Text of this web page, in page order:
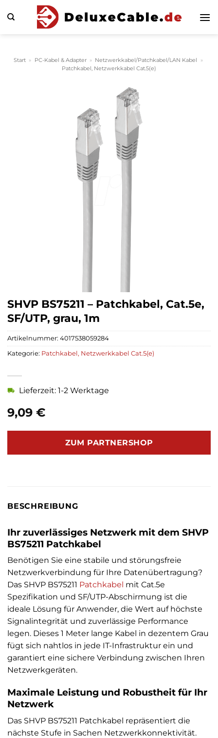
Inhalt
Start » PC-Kabel & Adapter » Netzwerkkabel/Patchkabel/LAN Kabel
»
Patchkabel, Netzwerkkabel Cat.5(e)
SHVP BS75211 – Patchkabel, Cat.5e,
SF/UTP, grau, 1m
9,09 €
Lieferzeit: 1-2 Werktage
ZUM PARTNERSHOP
Artikelnummer: 4017538059284
Kategorie: Patchkabel, Netzwerkkabel Cat.5(e)
BESCHREIBUNG
Ihr zuverlässiges Netzwerk mit dem SHVP
BS75211 Patchkabel
Benötigen Sie eine stabile und störungsfreie
Netzwerkverbindung für Ihre Datenübertragung?
Das SHVP BS75211 Patchkabel mit Cat.5e
Spezifikation und SF/UTP-Abschirmung ist die
ideale Lösung für Anwender, die Wert auf höchste
Signalintegrität und zuverlässige Performance
legen. Dieses 1 Meter lange Kabel in dezentem Grau
fügt sich nahtlos in jede IT-Infrastruktur ein und
garantiert eine sichere Verbindung zwischen Ihren
Netzwerkgeräten.
Maximale Leistung und Robustheit für Ihr
Netzwerk
Das SHVP BS75211 Patchkabel repräsentiert die
nächste Stufe in Sachen Netzwerkkonnektivität.